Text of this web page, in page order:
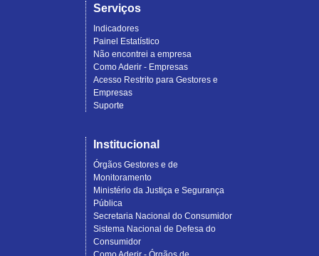
Serviços
Indicadores
Painel Estatístico
Não encontrei a empresa
Como Aderir - Empresas
Acesso Restrito para Gestores e
Empresas
Suporte
Institucional
Órgãos Gestores e de
Monitoramento
Ministério da Justiça e Segurança
Pública
Secretaria Nacional do Consumidor
Sistema Nacional de Defesa do
Consumidor